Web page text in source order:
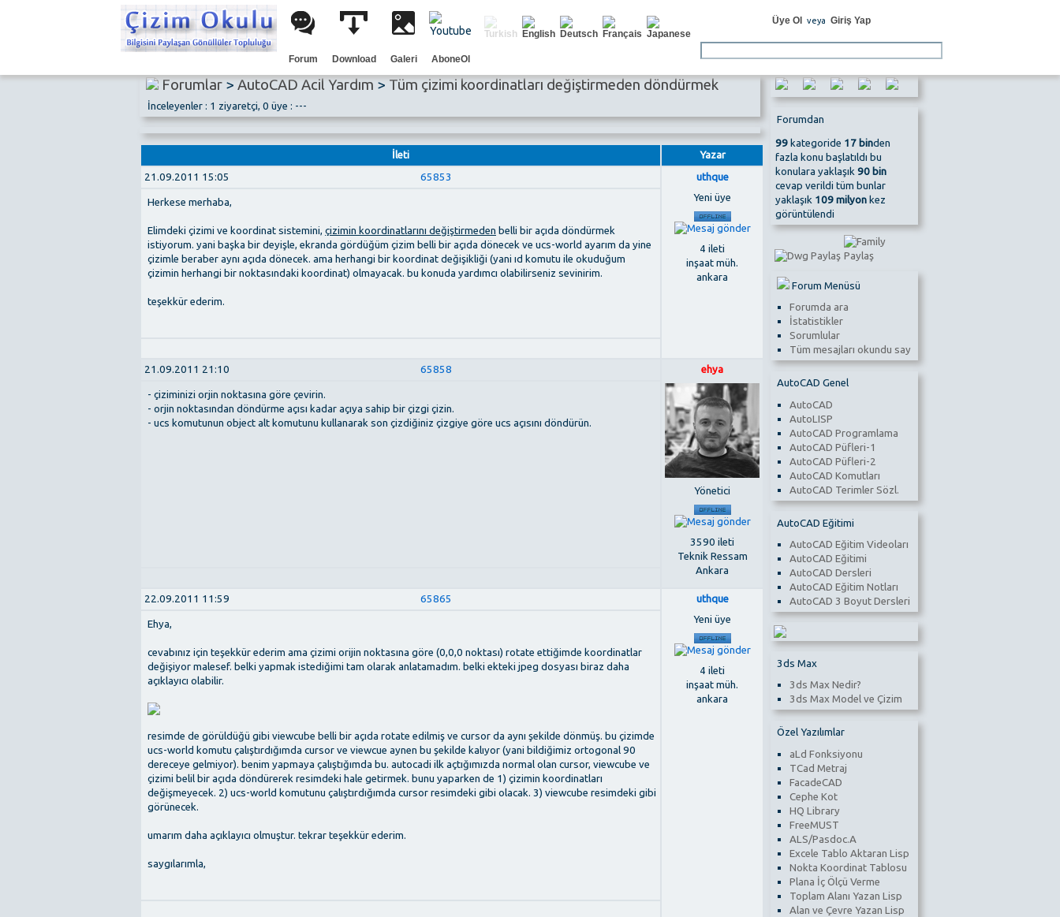
Forum Download Galeri AboneOl
Üye Ol veya Giriş Yap
Forumdan
99kategoride 17 binden
fazla konu başlatıldı bu
konulara yaklaşık 90 bin
cevap verildi tüm bunlar
yaklaşık 109 milyonkez
görüntülendi
Forum Menüsü
Forumda ara
İstatistikler
Sorumlular
Tüm mesajları okundu say
AutoCAD Genel
AutoCAD
AutoLISP
AutoCAD Programlama
AutoCAD Püfleri-1
AutoCAD Püfleri-2
AutoCAD Komutları
AutoCAD Terimler Sözl.
AutoCAD Eğitimi
AutoCAD Eğitim Videoları
AutoCAD Eğitimi
AutoCAD Dersleri
AutoCAD Eğitim Notları
AutoCAD 3 Boyut Dersleri
3ds Max
3ds Max Nedir?
3ds Max Model ve Çizim
Özel Yazılımlar
aLd Fonksiyonu
TCad Metraj
FacadeCAD
Cephe Kot
HQ Library
FreeMUST
ALS/Pasdoc.A
Excele Tablo Aktaran Lisp
Nokta Koordinat Tablosu
Plana İç Ölçü Verme
Toplam Alanı Yazan Lisp
Alan ve Çevre Yazan Lisp
Forumlar> AutoCAD Acil Yardım > Tüm çizimi koordinatları değiştirmeden döndürmek
İnceleyenler : 1 ziyaretçi, 0 üye : ---
İleti
Yazar
21.09.2011 15:05
65853
uthque
Yeni üye
4 ileti
inşaat müh.
ankara
Herkese merhaba,
Elimdeki çizimi ve koordinat sistemini, çizimin koordinatlarını değiştirmeden belli bir açıda döndürmek
istiyorum. yani başka bir deyişle, ekranda gördüğüm çizim belli bir açıda dönecek ve ucs-world ayarım da yine
çizimle beraber aynı açıda dönecek. ama herhangi bir koordinat değişikliği (yani ıd komutu ile okuduğum
çizimin herhangi bir noktasındaki koordinat) olmayacak. bu konuda yardımcı olabilirseniz sevinirim.
teşekkür ederim.
21.09.2011 21:10 65858 ehya
Yönetici
3590 ileti
Teknik Ressam
Ankara
- çiziminizi orjin noktasına göre çevirin.
- orjin noktasından döndürme açısı kadar açıya sahip bir çizgi çizin.
- ucs komutunun object alt komutunu kullanarak son çizdiğiniz çizgiye göre ucs açısını döndürün.
22.09.2011 11:59 65865
uthque
Yeni üye
4 ileti
inşaat müh.
ankara
Ehya,
cevabınız için teşekkür ederim ama çizimi orijin noktasına göre (0,0,0 noktası) rotate ettiğimde koordinatlar
değişiyor malesef. belki yapmak istediğimi tam olarak anlatamadım. belki ekteki jpeg dosyası biraz daha
açıklayıcı olabilir.
resimde de görüldüğü gibi viewcube belli bir açıda rotate edilmiş ve cursor da aynı şekilde dönmüş. bu çizimde
ucs-world komutu çalıştırdığımda cursor ve viewcue aynen bu şekilde kalıyor (yani bildiğimiz ortogonal 90
dereceye gelmiyor). benim yapmaya çalıştığımda bu. autocadi ilk açtığımızda normal olan cursor, viewcube ve
çizimi belil bir açıda döndürerek resimdeki hale getirmek. bunu yaparken de 1) çizimin koordinatları
değişmeyecek. 2) ucs-world komutunu çalıştırdığımda cursor resimdeki gibi olacak. 3) viewcube resimdeki gibi
görünecek.
umarım daha açıklayıcı olmuştur. tekrar teşekkür ederim.
saygılarımla,